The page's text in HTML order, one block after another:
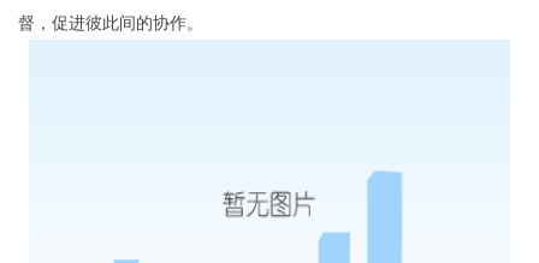
督，促进彼此间的协作。